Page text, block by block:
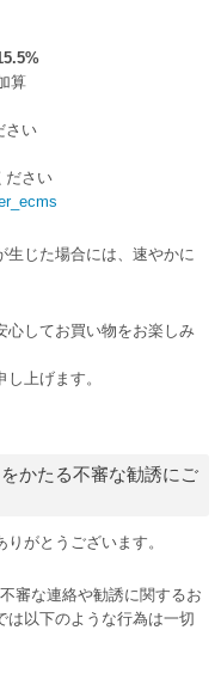
算
さい
ださい
生じた場合には、速やかに
心してお買い物をお楽しみ
上げます。
かたる不審な勧誘にご
がとうございます。
審な連絡や勧誘に関するお
は以下のような行為は一切